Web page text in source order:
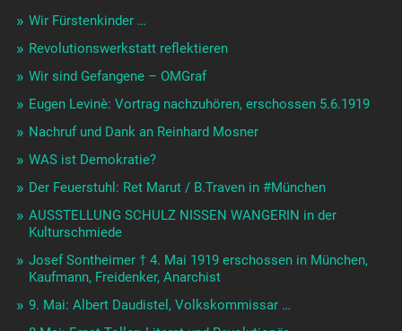
Wir Fürstenkinder …
Revolutionswerkstatt reflektieren
Wir sind Gefangene – OMGraf
Eugen Levinè: Vortrag nachzuhören, erschossen 5.6.1919
Nachruf und Dank an Reinhard Mosner
WAS ist Demokratie?
Der Feuerstuhl: Ret Marut / B.Traven in #München
AUSSTELLUNG SCHULZ NISSEN WANGERIN in der
Kulturschmiede
Josef Sontheimer † 4. Mai 1919 erschossen in München,
Kaufmann, Freidenker, Anarchist
9. Mai: Albert Daudistel, Volkskommissar …